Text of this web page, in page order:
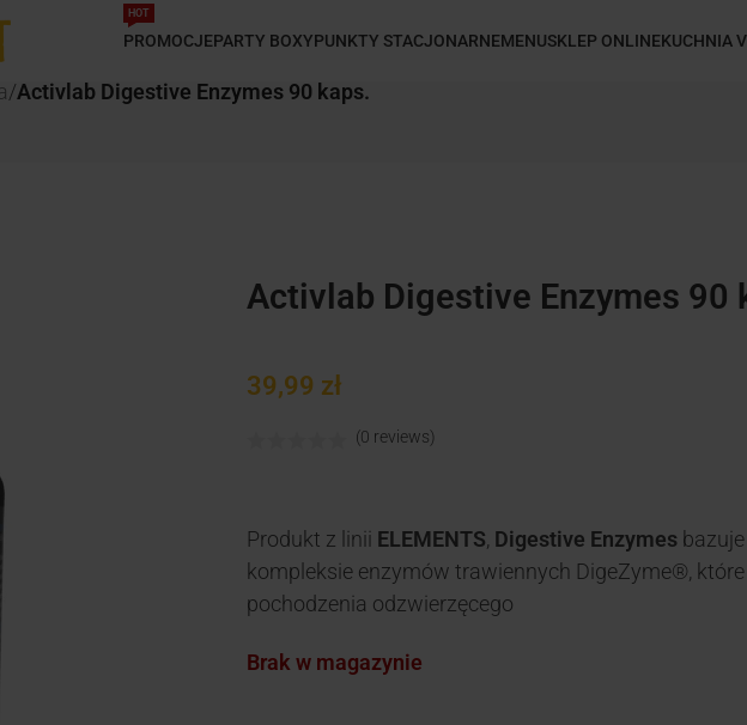
PROMOCJE
HOT
PARTY BOXYPUNKTY STACJONARNEMENUSKLEP ONLINEKUCHNIA
/Activlab Digestive Enzymes 90 kaps.
Activlab Digestive Enzymes 90
39,99 zł
(0 reviews)
Produkt z linii ELEMENTS, Digestive Enzymes
kompleksie enzymów trawiennych DigeZyme®,
pochodzenia odzwierzęcego
Brak w magazynie